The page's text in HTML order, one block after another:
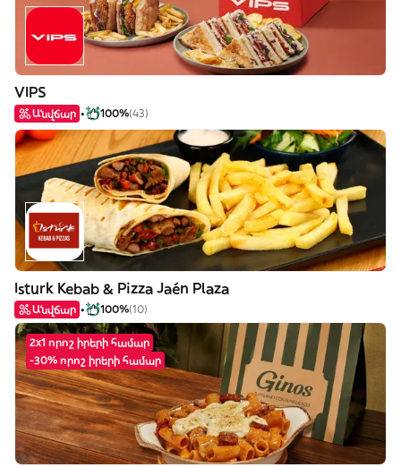
VIPS
Անվճար 100%(43)
Isturk Kebab & Pizza Jaén Plaza
Անվճար 100%(10)
2x1 որոշ իրերի համար
-30% որոշ իրերի համար